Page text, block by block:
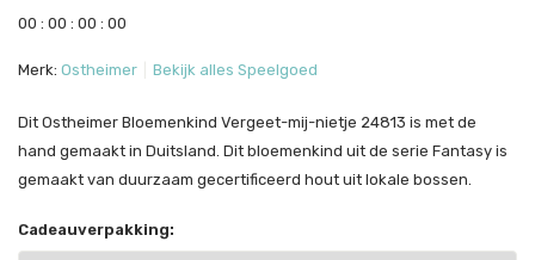
00 : 00 : 00 : 00
Merk: Ostheimer Bekijk alles Speelgoed
Dit Ostheimer Bloemenkind Vergeet-mij-nietje 24813 is met de
hand gemaakt in Duitsland. Dit bloemenkind uit de serie Fantasy is
gemaakt van duurzaam gecertificeerd hout uit lokale bossen.
Cadeauverpakking: